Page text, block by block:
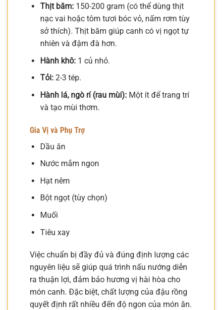
Thịt băm:150-200 gram (có thể dùng thịt
nạc vai hoặc tôm tươi bóc vỏ, nấm rơm tùy
sở thích). Thịt băm giúp canh có vị ngọt tự
nhiên và đậm đà hơn.
Hành khô:1 củ nhỏ.
Tỏi:2-3 tép.
Hành lá, ngò rí (rau mùi):Một ít để trang trí
và tạo mùi thơm.
Gia Vị và Phụ Trợ
Dầu ăn
Nước mắm ngon
Hạt nêm
Bột ngọt (tùy chọn)
Muối
Tiêu xay
Việc chuẩn bị đầy đủ và đúng định lượng các
nguyên liệu sẽ giúp quá trình nấu nướng diễn
ra thuận lợi, đảm bảo hương vị hài hòa cho
món canh. Đặc biệt, chất lượng của đậu rồng
quyết định rất nhiều đến độ ngon của món ăn.